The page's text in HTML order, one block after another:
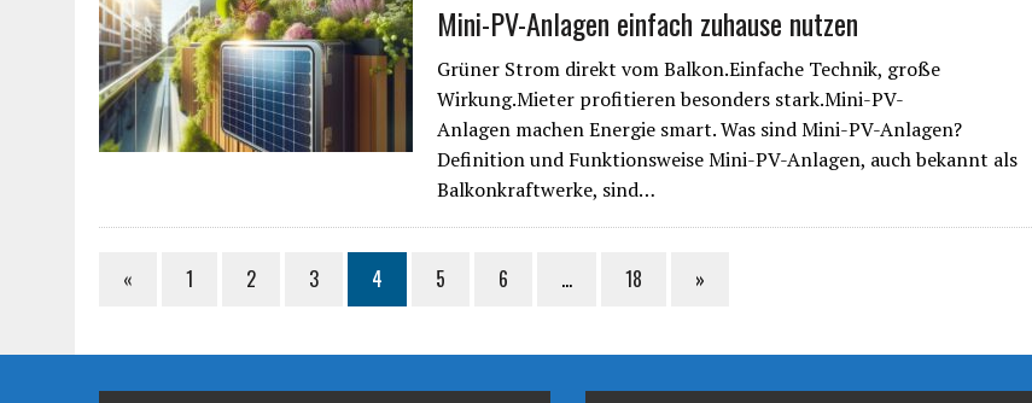
Mini-PV-Anlagen einfach zuhause nutzen
Grüner Strom direkt vom Balkon.Einfache Technik, große
Wirkung.Mieter profitieren besonders stark.Mini-PV-
Anlagen machen Energie smart. Was sind Mini-PV-Anlagen?
Definition und Funktionsweise Mini-PV-Anlagen, auch bekannt als
Balkonkraftwerke, sind…
« 1 2 3 4 5 6 … 18 »